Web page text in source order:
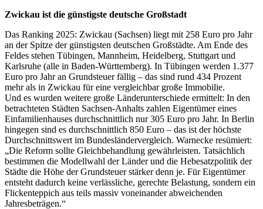
Zwickau ist die günstigste deutsche Großstadt
Das Ranking 2025: Zwickau (Sachsen) liegt mit 258 Euro pro Jahr
an der Spitze der günstigsten deutschen Großstädte. Am Ende des
Feldes stehen Tübingen, Mannheim, Heidelberg, Stuttgart und
Karlsruhe (alle in Baden-Württemberg). In Tübingen werden 1.377
Euro pro Jahr an Grundsteuer fällig – das sind rund 434 Prozent
mehr als in Zwickau für eine vergleichbar große Immobilie.
Und es wurden weitere große Länderunterschiede ermittelt: In den
betrachteten Städten Sachsen-Anhalts zahlen Eigentümer eines
Einfamilienhauses durchschnittlich nur 305 Euro pro Jahr. In Berlin
hingegen sind es durchschnittlich 850 Euro – das ist der höchste
Durchschnittswert im Bundesländervergleich. Warnecke resümiert:
„Die Reform sollte Gleichbehandlung gewährleisten. Tatsächlich
bestimmen die Modellwahl der Länder und die Hebesatzpolitik der
Städte die Höhe der Grundsteuer stärker denn je. Für Eigentümer
entsteht dadurch keine verlässliche, gerechte Belastung, sondern ein
Flickenteppich aus teils massiv voneinander abweichenden
Jahresbeträgen.“